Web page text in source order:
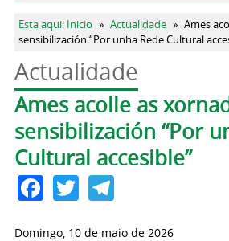
Vostede está aquí
Esta aqui: Inicio » Actualidade » Ames
sensibilización “Por unha Rede Cultural
Actualidade
Pestanas principais
Ames acolle as
sensibilización “Por
Cultural accesible”
Facebook
TwitterTelegram
Domingo, 10 de maio de 2026